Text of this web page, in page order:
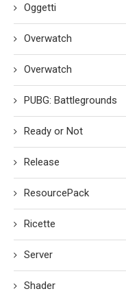
Oggetti
Overwatch
Overwatch
PUBG: Battlegrounds
Ready or Not
Release
ResourcePack
Ricette
Server
Shader